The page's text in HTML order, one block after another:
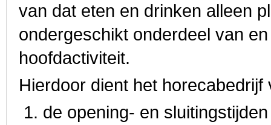
van dat eten en drinken alleen
ondergeschikt onderdeel van
hoofdactiviteit.
Hierdoor dient het horecabedrijf
de opening- en